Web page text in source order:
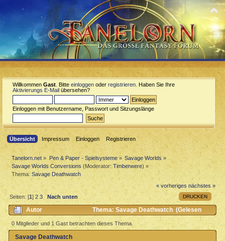
Willkommen Gast . Bitte einloggen oder registrieren . Haben Sie Ihre
Aktivierungs E-Mail übersehen?
Einloggen mit Benutzername, Passwort und Sitzungslänge
Übersicht Impressum Einloggen Registrieren
Tanelorn.net » Pen & Paper - Spielsysteme» Savage Worlds »
Savage Worlds Conversions (Moderator:Timberwere) »
Thema:Savage Deathwatch
« vorheriges nächstes »
DRUCKEN
Seiten: [1]2 3 Nach unten
Autor
Thema: Savage Deathwatch (Gelesen
25476 mal)
0 Mitglieder und 1 Gast betrachten dieses Thema.
Savage Deathwatch